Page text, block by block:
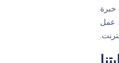
خبرة
عمل